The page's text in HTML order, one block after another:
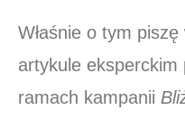
Właśnie o tym
artykule
ramach kampanii